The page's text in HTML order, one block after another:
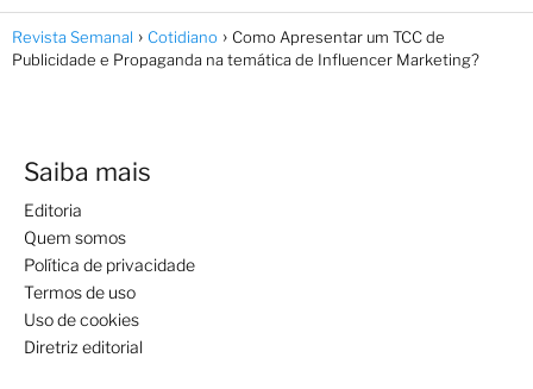
Revista Semanal Cotidiano
Como Apresentar um TCC de
Publicidade e Propaganda na temática de Influencer Marketing?
Saiba mais
Editoria
Quem somos
Política de privacidade
Termos de uso
Uso de cookies
Diretriz editorial